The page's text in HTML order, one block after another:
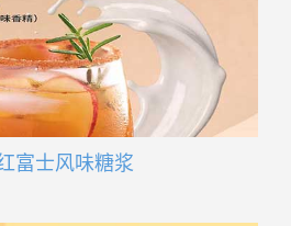
富士风味糖浆